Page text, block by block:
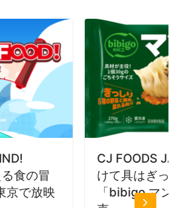
JAPAN、水・油無しで焼
ぎっしり 1個30ｇの
マンドゥ餃子」3月1日新発